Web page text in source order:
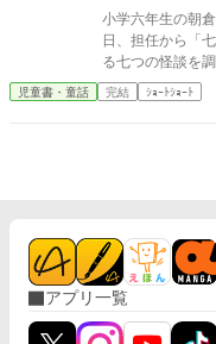
で奨励賞を受賞
小学六年生の朝
日、担任から「七不思議
る七つの怪談を
はじめると、怪談は
ノ。 名前を呼ぶ
母が隠してきた過去にたどり着
に怖いのは、助
児童書・童話 完結 ｼｮｰﾄｼｮｰﾄ
アプリ一覧